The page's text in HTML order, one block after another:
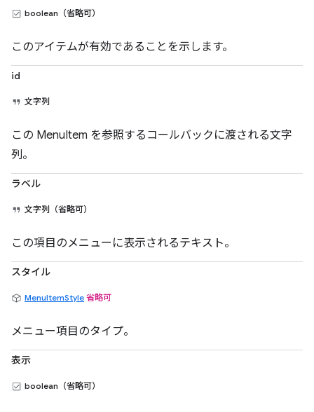
boolean（省略可）
このアイテムが有効であることを示します。
id
文字列
この MenuItem を参照するコールバックに渡される文字
列。
ラベル
文字列（省略可）
この項目のメニューに表示されるテキスト。
スタイル
MenuItemStyle 省略可
メニュー項目のタイプ。
表示
boolean（省略可）